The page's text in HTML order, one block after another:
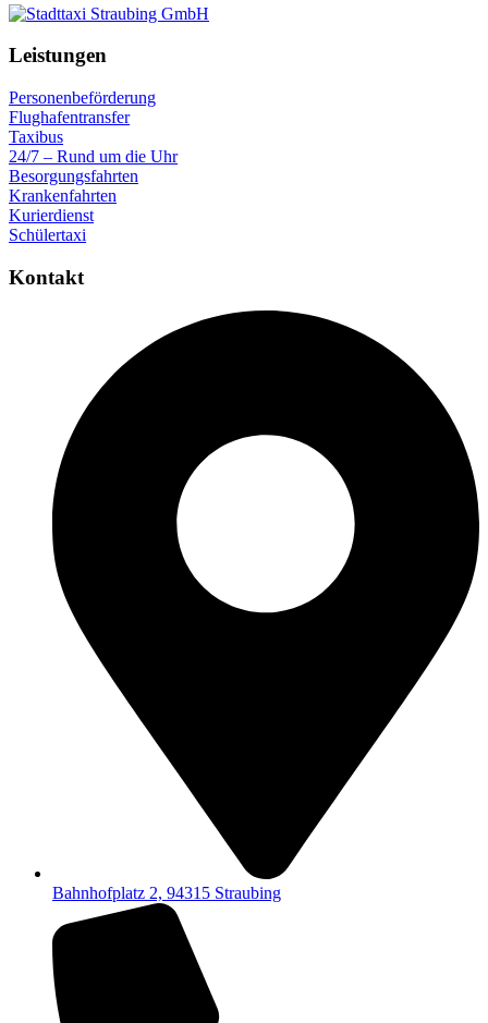
Leistungen
Personenbeförderung
Flughafentransfer
Taxibus
24/7 – Rund um die Uhr
Besorgungsfahrten
Krankenfahrten
Kurierdienst
Schülertaxi
Kontakt
Bahnhofplatz 2, 94315 Straubing